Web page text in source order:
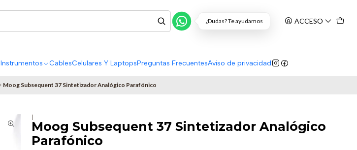
¿Dudas? Te ayudamos ACCESO
Instrumentos CablesCelulares Y LaptopsPreguntas FrecuentesAviso de privacidad
Moog Subsequent 37 Sintetizador Analógico Parafónico
|
Moog Subsequent 37 Sintetizador Analógico
Parafónico